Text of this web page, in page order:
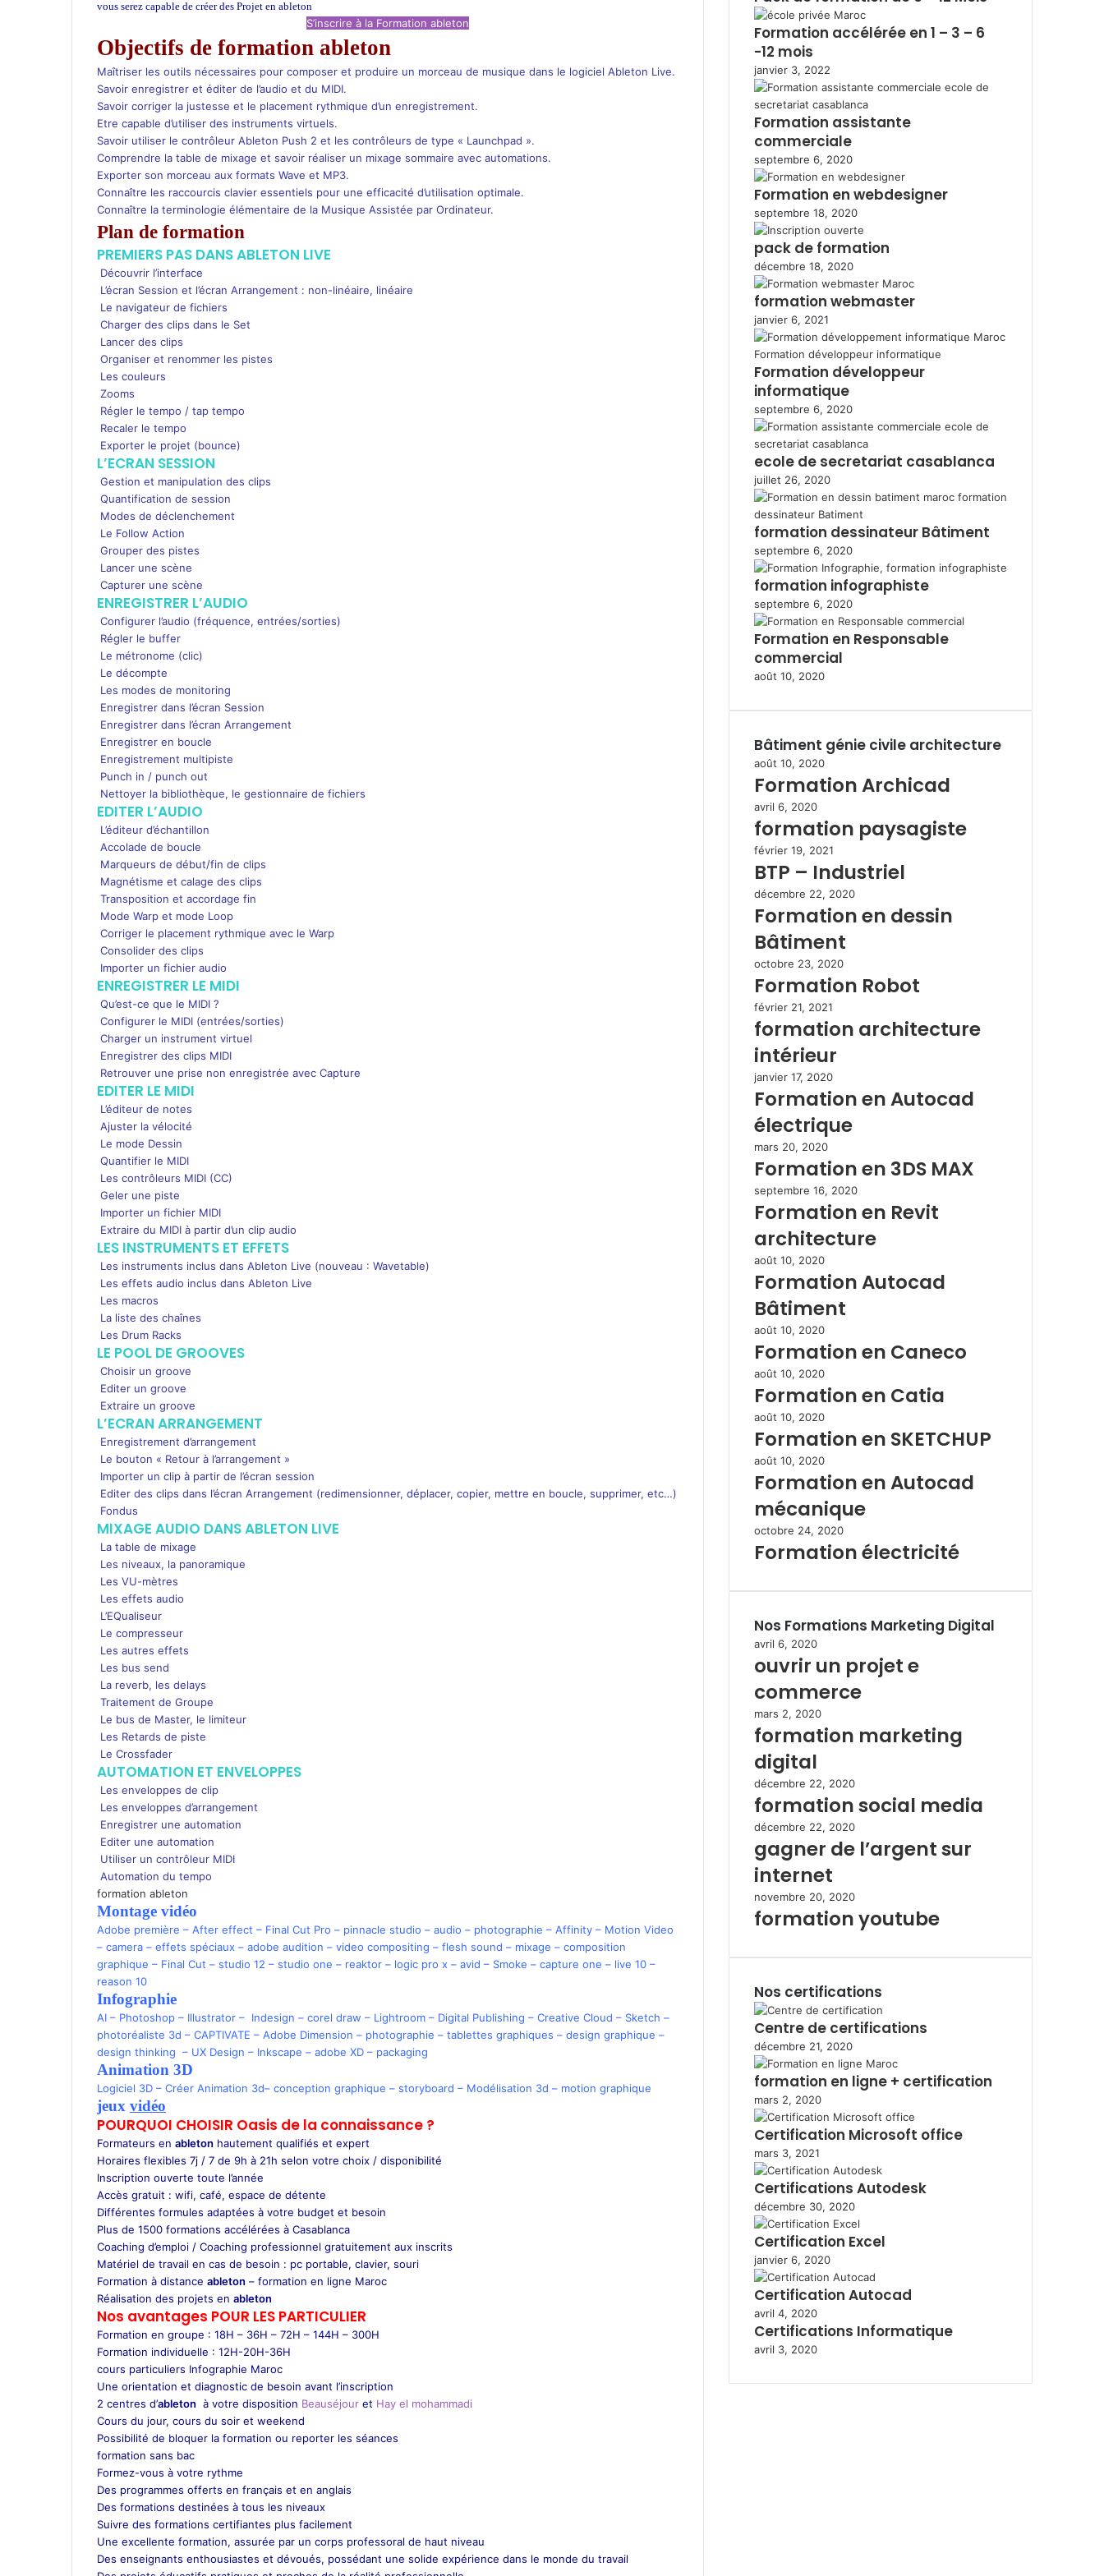
t
A
p
p
vous serez capable de créer des Projet en ableton
S’inscrire à la Formation ableton
Objectifs de formation ableton
Maîtriser les outils nécessaires pour composer et produire un morceau de musique dans le logiciel Ableton Live.
Savoir enregistrer et éditer de l’audio et du MIDI.
Savoir corriger la justesse et le placement rythmique d’un enregistrement.
Etre capable d’utiliser des instruments virtuels.
Savoir utiliser le contrôleur Ableton Push 2 et les contrôleurs de type « Launchpad ».
Comprendre la table de mixage et savoir réaliser un mixage sommaire avec automations.
Exporter son morceau aux formats Wave et MP3.
Connaître les raccourcis clavier essentiels pour une efficacité d’utilisation optimale.
Connaître la terminologie élémentaire de la Musique Assistée par Ordinateur.
Plan de formation
PREMIERS PAS DANS ABLETON LIVE
Découvrir l’interface
L’écran Session et l’écran Arrangement : non-linéaire, linéaire
Le navigateur de fichiers
Charger des clips dans le Set
Lancer des clips
Organiser et renommer les pistes
Les couleurs
Zooms
Régler le tempo / tap tempo
Recaler le tempo
Exporter le projet (bounce)
L’ECRAN SESSION
Gestion et manipulation des clips
Quantification de session
Modes de déclenchement
Le Follow Action
Grouper des pistes
Lancer une scène
Capturer une scène
ENREGISTRER L’AUDIO
Configurer l’audio (fréquence, entrées/sorties)
Régler le buffer
Le métronome (clic)
Le décompte
Les modes de monitoring
Enregistrer dans l’écran Session
Enregistrer dans l’écran Arrangement
Enregistrer en boucle
Enregistrement multipiste
Punch in / punch out
Nettoyer la bibliothèque, le gestionnaire de fichiers
EDITER L’AUDIO
L’éditeur d’échantillon
Accolade de boucle
Marqueurs de début/fin de clips
Magnétisme et calage des clips
Transposition et accordage fin
Mode Warp et mode Loop
Corriger le placement rythmique avec le Warp
Consolider des clips
Importer un fichier audio
ENREGISTRER LE MIDI
Qu’est-ce que le MIDI ?
Configurer le MIDI (entrées/sorties)
Charger un instrument virtuel
Enregistrer des clips MIDI
Retrouver une prise non enregistrée avec Capture
EDITER LE MIDI
L’éditeur de notes
Ajuster la vélocité
Le mode Dessin
Quantifier le MIDI
Les contrôleurs MIDI (CC)
Geler une piste
Importer un fichier MIDI
Extraire du MIDI à partir d’un clip audio
LES INSTRUMENTS ET EFFETS
Les instruments inclus dans Ableton Live (nouveau : Wavetable)
Les effets audio inclus dans Ableton Live
Les macros
La liste des chaînes
Les Drum Racks
LE POOL DE GROOVES
Choisir un groove
Editer un groove
Extraire un groove
L’ECRAN ARRANGEMENT
Enregistrement d’arrangement
Le bouton « Retour à l’arrangement »
Importer un clip à partir de l’écran session
Editer des clips dans l’écran Arrangement (redimensionner, déplacer, copier, mettre en boucle, supprimer, etc…)
Fondus
MIXAGE AUDIO DANS ABLETON LIVE
La table de mixage
Les niveaux, la panoramique
Les VU-mètres
Les effets audio
L’EQualiseur
Le compresseur
Les autres effets
Les bus send
La reverb, les delays
Traitement de Groupe
Le bus de Master, le limiteur
Les Retards de piste
Le Crossfader
AUTOMATION ET ENVELOPPES
Les enveloppes de clip
Les enveloppes d’arrangement
Enregistrer une automation
Editer une automation
Utiliser un contrôleur MIDI
Automation du tempo
formation ableton
Montage vidéo
Adobe première – After effect – Final Cut Pro – pinnacle studio – audio – photographie – Affinity – Motion Video
– camera – effets spéciaux – adobe audition – video compositing – flesh sound – mixage – composition
graphique – Final Cut – studio 12 – studio one – reaktor – logic pro x – avid – Smoke – capture one – live 10 –
reason 10
Infographie
AI – Photoshop – Illustrator – Indesign – corel draw – Lightroom – Digital Publishing – Creative Cloud – Sketch –
photoréaliste 3d – CAPTIVATE – Adobe Dimension – photographie – tablettes graphiques – design graphique –
design thinking – UX Design – Inkscape – adobe XD – packaging
Animation 3D
Logiciel 3D – Créer Animation 3d– conception graphique – storyboard – Modélisation 3d – motion graphique
jeux vidéo
POURQUOI CHOISIR Oasis de la connaissance ?
Formateurs en ableton hautement qualifiés et expert
Horaires flexibles 7j / 7 de 9h à 21h selon votre choix / disponibilité
Inscription ouverte toute l’année
Accès gratuit : wifi, café, espace de détente
Différentes formules adaptées à votre budget et besoin
Plus de 1500 formations accélérées à Casablanca
Coaching d’emploi / Coaching professionnel gratuitement aux inscrits
Matériel de travail en cas de besoin : pc portable, clavier, souri
Formation à distance ableton – formation en ligne Maroc
Réalisation des projets en ableton
Nos avantages POUR LES PARTICULIER
Formation en groupe : 18H – 36H – 72H – 144H – 300H
Formation individuelle : 12H-20H-36H
cours particuliers Infographie Maroc
Une orientation et diagnostic de besoin avant l’inscription
2 centres d’ableton à votre disposition Beauséjour et Hay el mohammadi
Cours du jour, cours du soir et weekend
Possibilité de bloquer la formation ou reporter les séances
formation sans bac
Formez-vous à votre rythme
Des programmes offerts en français et en anglais
Des formations destinées à tous les niveaux
Suivre des formations certifiantes plus facilement
Une excellente formation, assurée par un corps professoral de haut niveau
Des enseignants enthousiastes et dévoués, possédant une solide expérience dans le monde du travail
Formation accélérée en 1 – 3 – 6
-12 mois
janvier 3, 2022
Formation assistante
commerciale
septembre 6, 2020
Formation en webdesigner
septembre 18, 2020
pack de formation
décembre 18, 2020
formation webmaster
janvier 6, 2021
Formation développeur
informatique
septembre 6, 2020
ecole de secretariat casablanca
juillet 26, 2020
formation dessinateur Bâtiment
septembre 6, 2020
formation infographiste
septembre 6, 2020
Formation en Responsable
commercial
août 10, 2020
Bâtiment génie civile architecture
août 10, 2020
Formation Archicad
avril 6, 2020
formation paysagiste
février 19, 2021
BTP – Industriel
décembre 22, 2020
Formation en dessin
Bâtiment
octobre 23, 2020
Formation Robot
février 21, 2021
formation architecture
intérieur
janvier 17, 2020
Formation en Autocad
électrique
mars 20, 2020
Formation en 3DS MAX
septembre 16, 2020
Formation en Revit
architecture
août 10, 2020
Formation Autocad
Bâtiment
août 10, 2020
Formation en Caneco
août 10, 2020
Formation en Catia
août 10, 2020
Formation en SKETCHUP
août 10, 2020
Formation en Autocad
mécanique
octobre 24, 2020
Formation électricité
Nos Formations Marketing Digital
avril 6, 2020
ouvrir un projet e
commerce
mars 2, 2020
formation marketing
digital
décembre 22, 2020
formation social media
décembre 22, 2020
gagner de l’argent sur
internet
novembre 20, 2020
formation youtube
Nos certifications
Centre de certifications
décembre 21, 2020
formation en ligne + certification
mars 2, 2020
Certification Microsoft office
mars 3, 2021
Certifications Autodesk
décembre 30, 2020
Certification Excel
janvier 6, 2020
Certification Autocad
avril 4, 2020
Certifications Informatique
avril 3, 2020